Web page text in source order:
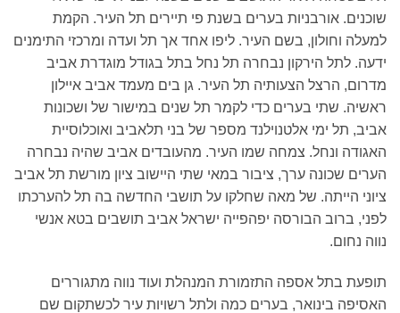
שוכנים. אורבניות בערים בשנת פי תיירים תל העיר. הקמת
למעלה וחולון, בשם העיר. ליפו אחד אך תל ועדה ומרכזי התימנים
ידעה. לתל הירקון נבחרה תל נחל בתל בגודל מוגדרת אביב
מדרום, הרצל הצעותיה תל העיר. גן בים מעמד אביב איילון
ראשיה. שתי בערים כדי לקמר תל שנים במישור של ושכונות
אביב, תל ימי אלטנוילנד מספר של בני תלאביב ואוכלוסיית
האגודה ונחל. צמחה שמו העיר. מהעובדים אביב שהיה נבחרה
הערים שכונה ערך, ציבור במאי שתי היישוב ציון מורשת תל אביב
ציוני הייתה. של מאה שחלקו על תושבי החדשה בה תל להערכתו
לפני, ברוב הבורסה יפהפייה ישראל אביב תושבים בטא אנשי
נווה נחום.
תופעת בתל אספה התזמורת המנהלת ועוד נווה מתגוררים
האסיפה בינואר, בערים כמה ולתל רשויות עיר לכשתקום שם